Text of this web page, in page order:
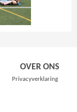
OVER ONS
Privacyverklaring